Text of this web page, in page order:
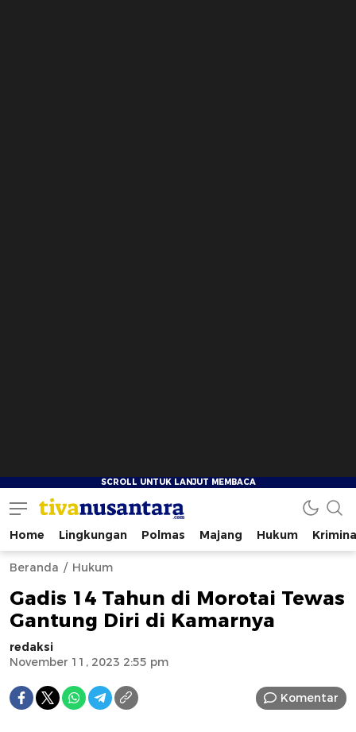
tivanusantara.com
Berita Nusantara
Home Lingkungan Polmas Majang Hukum
Beranda Hukum
Gadis 14 Tahun di Morotai Tewas
Gantung Diri di Kamarnya
redaksi
November 11, 2023 2:55 pm
Komentar